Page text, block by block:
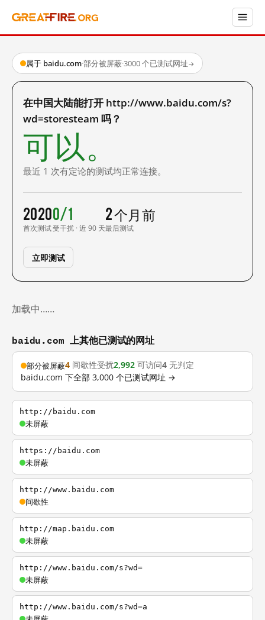
属于 baidu.com·部分被屏蔽·3000 个已测试网址→
在中国大陆能打开 http://www.baidu.com/s?
wd=storesteam 吗？
可以。
最近 1 次有定论的测试均正常连接。
2020
首次测试
0/1
受干扰 · 近 90 天
2 个月前
最后测试
立即测试
加载中……
baidu.com 上其他已测试的网址
部分被屏蔽4 间歇性受扰2,992 可访问4 无判定
baidu.com 下全部 3,000 个已测试网址 →
http://baidu.com
未屏蔽
https://baidu.com
未屏蔽
http://www.baidu.com
间歇性
http://map.baidu.com
未屏蔽
http://www.baidu.com/s?wd=
未屏蔽
http://www.baidu.com/s?wd=a